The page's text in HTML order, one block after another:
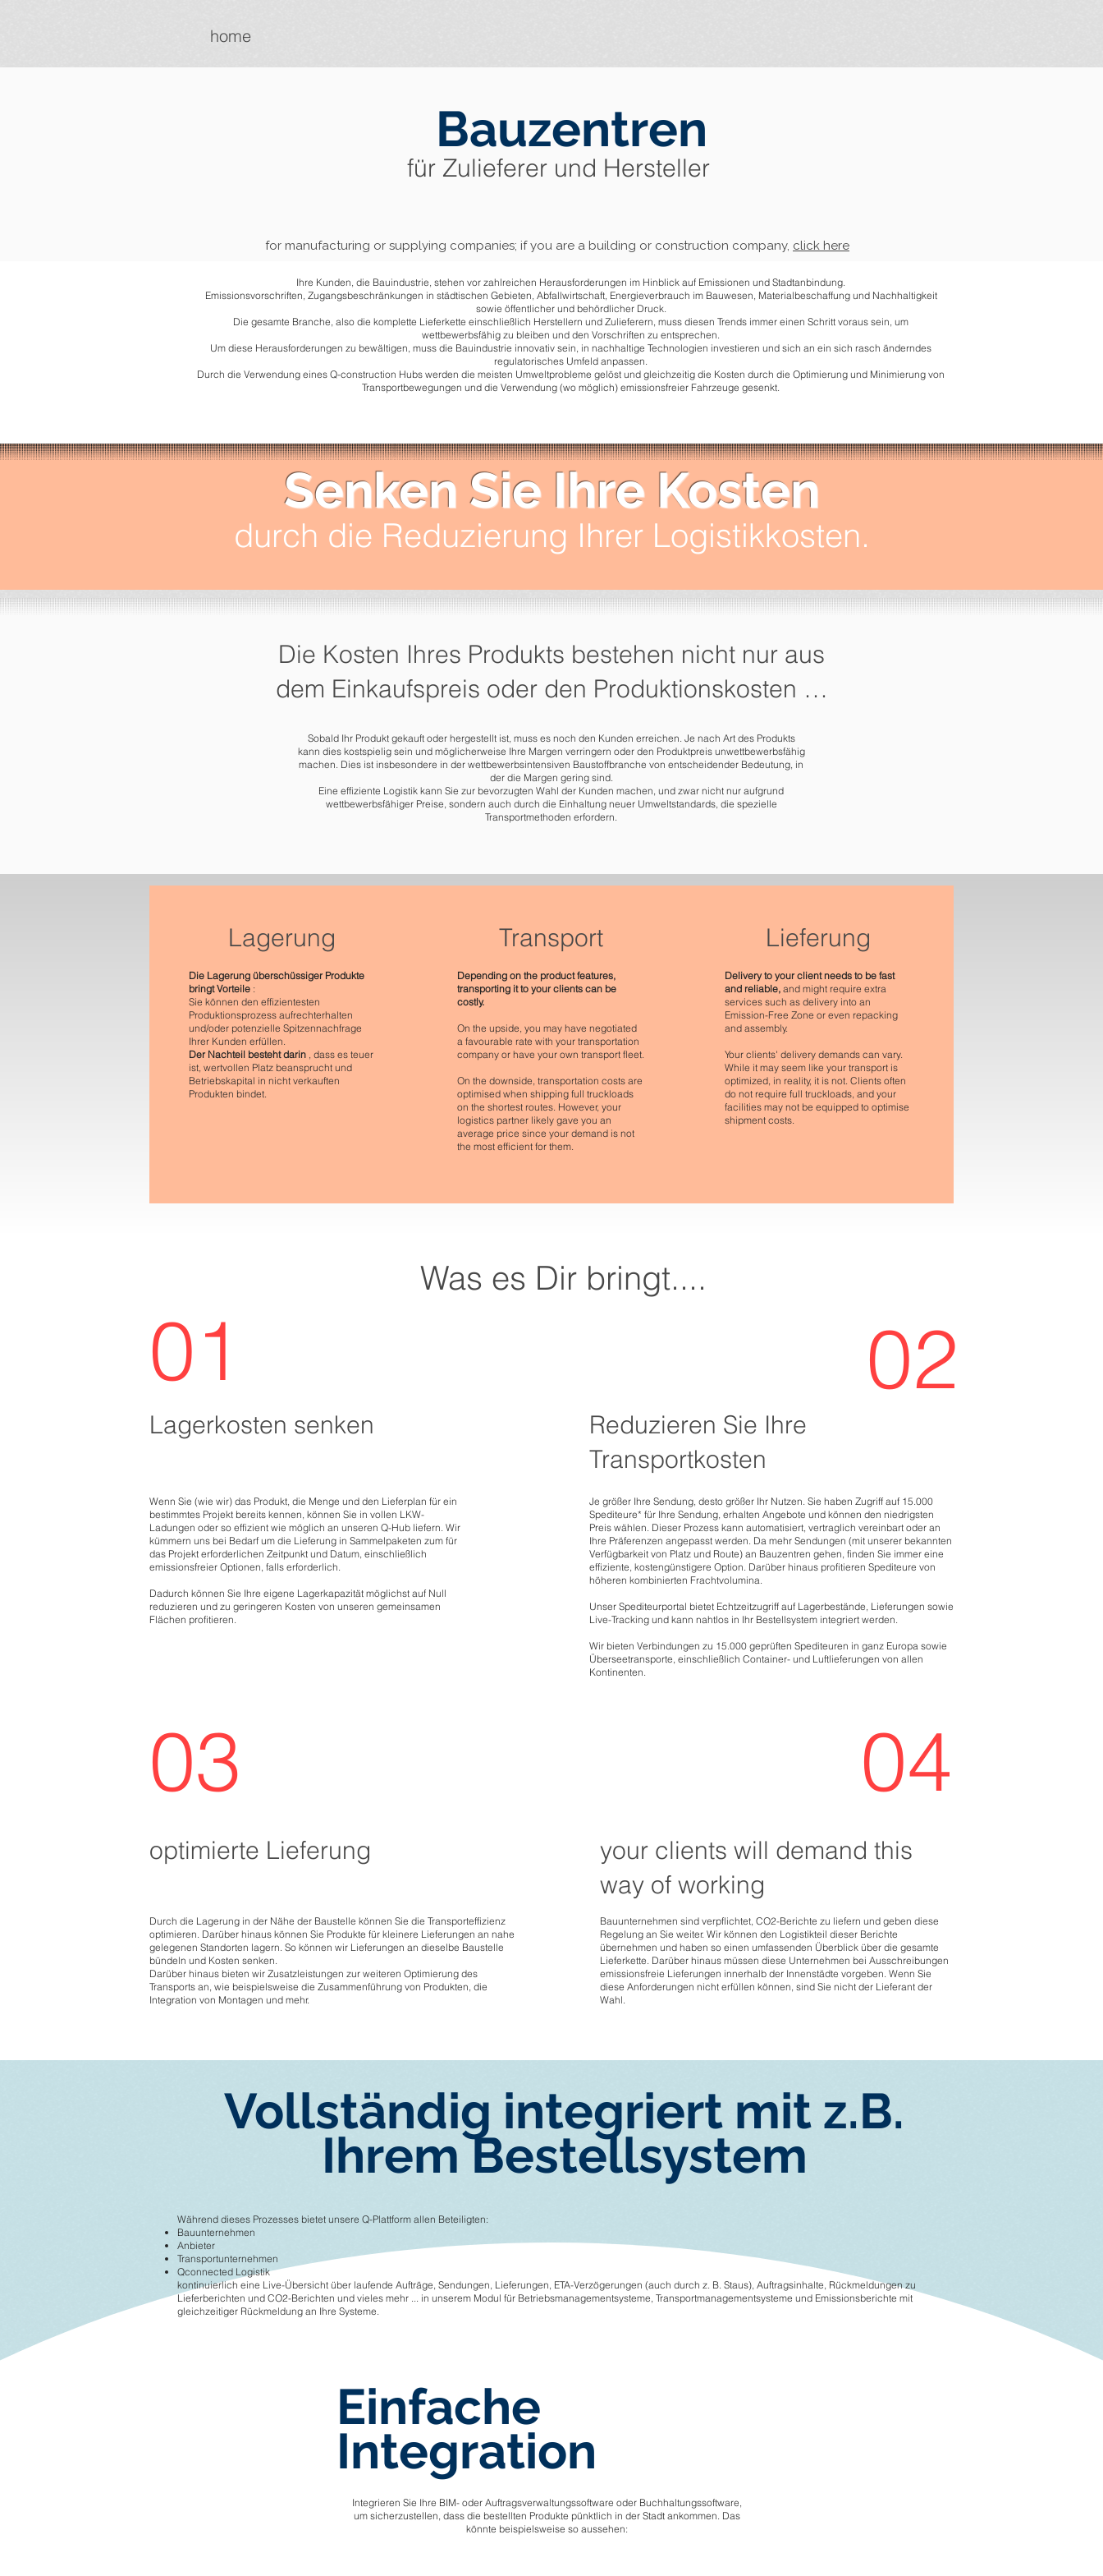
home
Bauzentren
für Zulieferer und Hersteller
for manufacturing or supplying companies; if you are a building or construction company, click here
Ihre Kunden, die Bauindustrie, stehen vor zahlreichen Herausforderungen im Hinblick auf Emissionen und Stadtanbindung.
Emissionsvorschriften, Zugangsbeschränkungen in städtischen Gebieten, Abfallwirtschaft, Energieverbrauch im Bauwesen, Materialbeschaffung und Nachhaltigkeit
sowie öffentlicher und behördlicher Druck.
Die gesamte Branche, also die komplette Lieferkette einschließlich Herstellern und Zulieferern, muss diesen Trends immer einen Schritt voraus sein, um
wettbewerbsfähig zu bleiben und den Vorschriften zu entsprechen.
Um diese Herausforderungen zu bewältigen, muss die Bauindustrie innovativ sein, in nachhaltige Technologien investieren und sich an ein sich rasch änderndes
regulatorisches Umfeld anpassen.
Durch die Verwendung eines Q-construction Hubs werden die meisten Umweltprobleme gelöst und gleichzeitig die Kosten durch die Optimierung und Minimierung von
Transportbewegungen und die Verwendung (wo möglich) emissionsfreier Fahrzeuge gesenkt.
Senken Sie Ihre Kosten
durch die Reduzierung Ihrer Logistikkosten.
Die Kosten Ihres Produkts bestehen nicht nur aus
dem Einkaufspreis oder den Produktionskosten …
Sobald Ihr Produkt gekauft oder hergestellt ist, muss es noch den Kunden erreichen. Je nach Art des Produkts
kann dies kostspielig sein und möglicherweise Ihre Margen verringern oder den Produktpreis unwettbewerbsfähig
machen. Dies ist insbesondere in der wettbewerbsintensiven Baustoffbranche von entscheidender Bedeutung, in
der die Margen gering sind.
Eine effiziente Logistik kann Sie zur bevorzugten Wahl der Kunden machen, und zwar nicht nur aufgrund
wettbewerbsfähiger Preise, sondern auch durch die Einhaltung neuer Umweltstandards, die spezielle
Transportmethoden erfordern.
Lagerung
Die Lagerung überschüssiger Produkte
bringt Vorteile :
Sie können den effizientesten
Produktionsprozess aufrechterhalten
und/oder potenzielle Spitzennachfrage
Ihrer Kunden erfüllen.
Der Nachteil besteht darin , dass es teuer
ist, wertvollen Platz beansprucht und
Betriebskapital in nicht verkauften
Produkten bindet.
Transport
Depending on the product features,
transporting it to your clients can be
costly.
On the upside, you may have negotiated
a favourable rate with your transportation
company or have your own transport fleet.
On the downside, transportation costs are
optimised when shipping full truckloads
on the shortest routes. However, your
logistics partner likely gave you an
average price since your demand is not
the most efficient for them.
Lieferung
Delivery to your client needs to be fast
and reliable, and might require extra
services such as delivery into an
Emission-Free Zone or even repacking
and assembly.
Your clients' delivery demands can vary.
While it may seem like your transport is
optimized, in reality, it is not. Clients often
do not require full truckloads, and your
facilities may not be equipped to optimise
shipment costs.
01 02
Was es Dir bringt....
Lagerkosten senken
Reduzieren Sie Ihre
Transportkosten
Wenn Sie (wie wir) das Produkt, die Menge und den Lieferplan für ein
bestimmtes Projekt bereits kennen, können Sie in vollen LKW-
Ladungen oder so effizient wie möglich an unseren Q-Hub liefern. Wir
kümmern uns bei Bedarf um die Lieferung in Sammelpaketen zum für
das Projekt erforderlichen Zeitpunkt und Datum, einschließlich
emissionsfreier Optionen, falls erforderlich.
Dadurch können Sie Ihre eigene Lagerkapazität möglichst auf Null
reduzieren und zu geringeren Kosten von unseren gemeinsamen
Flächen profitieren.
Je größer Ihre Sendung, desto größer Ihr Nutzen. Sie haben Zugriff auf 15.000
Spediteure* für Ihre Sendung, erhalten Angebote und können den niedrigsten
Preis wählen. Dieser Prozess kann automatisiert, vertraglich vereinbart oder an
Ihre Präferenzen angepasst werden. Da mehr Sendungen (mit unserer bekannten
Verfügbarkeit von Platz und Route) an Bauzentren gehen, finden Sie immer eine
effiziente, kostengünstigere Option. Darüber hinaus profitieren Spediteure von
höheren kombinierten Frachtvolumina.
Unser Spediteurportal bietet Echtzeitzugriff auf Lagerbestände, Lieferungen sowie
Live-Tracking und kann nahtlos in Ihr Bestellsystem integriert werden.
Wir bieten Verbindungen zu 15.000 geprüften Spediteuren in ganz Europa sowie
Überseetransporte, einschließlich Container- und Luftlieferungen von allen
Kontinenten.
03
optimierte Lieferung
Durch die Lagerung in der Nähe der Baustelle können Sie die Transporteffizienz
optimieren. Darüber hinaus können Sie Produkte für kleinere Lieferungen an nahe
gelegenen Standorten lagern. So können wir Lieferungen an dieselbe Baustelle
bündeln und Kosten senken.
Darüber hinaus bieten wir Zusatzleistungen zur weiteren Optimierung des
Transports an, wie beispielsweise die Zusammenführung von Produkten, die
Integration von Montagen und mehr.
04
your clients will demand this
way of working
Bauunternehmen sind verpflichtet, CO2-Berichte zu liefern und geben diese
Regelung an Sie weiter. Wir können den Logistikteil dieser Berichte
übernehmen und haben so einen umfassenden Überblick über die gesamte
Lieferkette. Darüber hinaus müssen diese Unternehmen bei Ausschreibungen
emissionsfreie Lieferungen innerhalb der Innenstädte vorgeben. Wenn Sie
diese Anforderungen nicht erfüllen können, sind Sie nicht der Lieferant der
Wahl.
Vollständig integriert mit z.B.
Ihrem Bestellsystem
Während dieses Prozesses bietet unsere Q-Plattform allen Beteiligten:
Bauunternehmen
Anbieter
Transportunternehmen
Qconnected Logistik
kontinuierlich eine Live-Übersicht über laufende Aufträge, Sendungen, Lieferungen, ETA-Verzögerungen (auch durch z. B. Staus), Auftragsinhalte, Rückmeldungen zu
Lieferberichten und CO2-Berichten und vieles mehr ... in unserem Modul für Betriebsmanagementsysteme, Transportmanagementsysteme und Emissionsberichte mit
gleichzeitiger Rückmeldung an Ihre Systeme.
Einfache
Integration
Integrieren Sie Ihre BIM- oder Auftragsverwaltungssoftware oder Buchhaltungssoftware,
um sicherzustellen, dass die bestellten Produkte pünktlich in der Stadt ankommen. Das
könnte beispielsweise so aussehen: